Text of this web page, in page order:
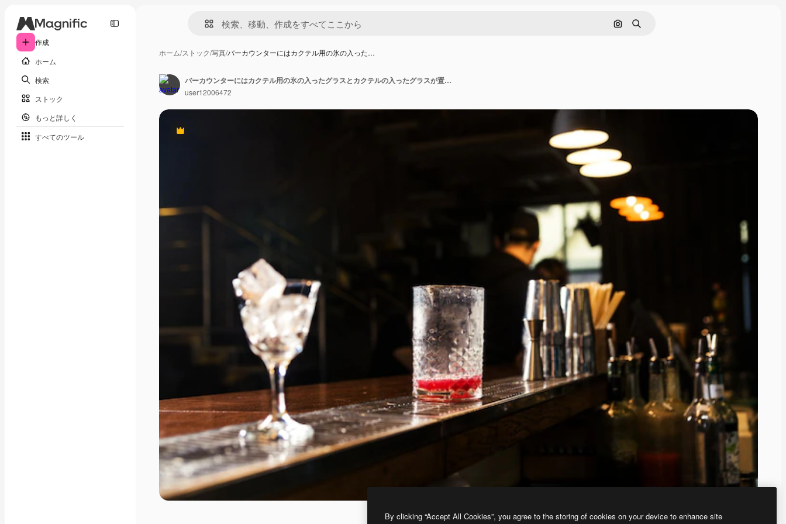
作成
ホーム
検索
ストック
もっと詳しく
すべてのツール
画像で検索
検索
ホーム/ストック/写真/バーカウンターにはカクテル用の氷の入った…
Premium
バーカウンターにはカクテル用の氷の入ったグラスとカクテルの入ったグラスが置かれている カクテルの作り方 横向きの写真
user12006472
By clicking “Accept All Cookies”, you agree to the storing of cookies on your device to enhance site